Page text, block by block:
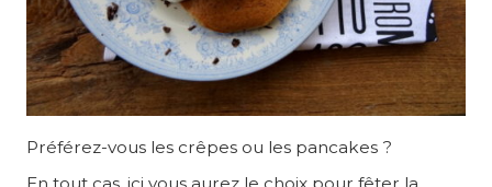
Préférez-vous les crêpes ou les pancakes ?